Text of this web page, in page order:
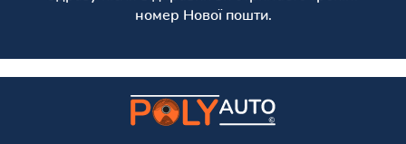
номер Нової пошти.